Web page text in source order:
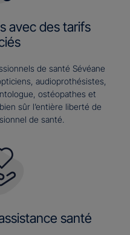
avec des tarifs
de santé Sévéane
audioprothésistes,
ostéopathes et
sûr l’entière liberté de
de santé.
santé